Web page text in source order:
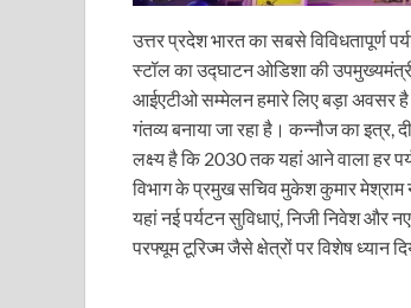
Railway Appointment Update:
Shri Krishna Jaman bhumi:
आईएसबीटी-मसूरी डायवर्जन कॉरिडोर
India AI Impact Summit 2026:
सीएम धामी हरिद्वार में एक्शन मोड में
उत्तर प्रदेश भारत का सबसे विविधतापूर्ण
स्टॉल का उद्घाटन ओडिशा की
आईएटीओ सम्मेलन हमारे लिए बड़ा अवसर
गंतव्य बनाया जा रहा है। कन्नौज का इत्र,
लक्ष्य है कि 2030 तक यहां आने वाला हर
विभाग के प्रमुख सचिव मुकेश कुमार मेश्राम
यहां नई पर्यटन सुविधाएं, निजी निवेश और
परफ्यूम टूरिज्म जैसे क्षेत्रों पर विशेष ध्यान